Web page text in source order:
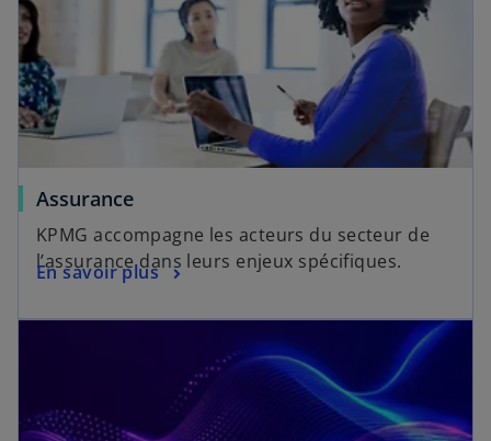
Assurance
KPMG accompagne les acteurs du secteur de
l’assurance dans leurs enjeux spécifiques.
En savoir plus